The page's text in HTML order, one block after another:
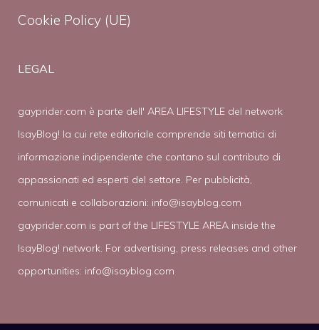
Cookie Policy (UE)
LEGAL
gayprider.com è parte dell' AREA LIFESTYLE del network
IsayBlog! la cui rete editoriale comprende siti tematici di
informazione indipendente che contano sul contributo di
appassionati ed esperti del settore. Per pubblicità,
comunicati e collaborazioni: info@isayblog.com
gayprider.com is part of the LIFESTYLE AREA inside the
IsayBlog! network. For advertising, press releases and other
opportunities: info@isayblog.com